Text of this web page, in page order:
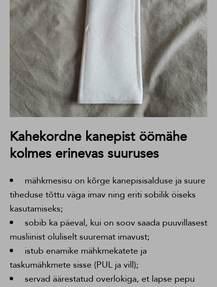
Kahekordne kanepist öömähe
kolmes erinevas suuruses
mähkmesisu on kõrge kanepisisalduse ja suure
tiheduse tõttu väga imav ning eriti sobilik öiseks
kasutamiseks;
sobib ka päeval, kui on soov saada puuvillasest
musliinist oluliselt suuremat imavust;
istub enamike mähkmekatete ja
taskumähkmete sisse (PUL ja vill);
servad äärestatud overlokiga, et lapse pepu